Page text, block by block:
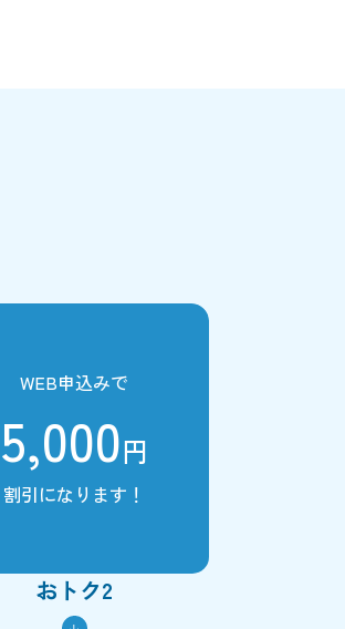
WEB申込みで
5,000円
割引になります！
おトク2